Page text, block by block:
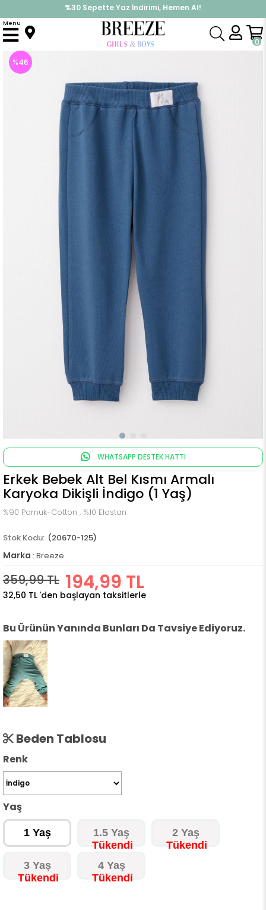
%30 Sepette Yaz İndirimi, Hemen Al!
İndirimlere ek %10 İndirimi Kap, Hemen Üye Ol!
0
Menu
Anasayfa Alt Giyim Eşofman Altı Erkek Bebek Alt Bel Kısmı Armalı Karyoka Dikişli İndigo (1 Yaş)
%46
WHATSAPP DESTEK HATTI
Erkek Bebek Alt Bel Kısmı Armalı
Karyoka Dikişli İndigo (1 Yaş)
%90 Pamuk-Cotton , %10 Elastan
(20670-125)
Marka : Breeze
359,99 TL 194,99 TL
32,50 TL 'den başlayan taksitlerle
Bu Ürünün Yanında Bunları Da Tavsiye Ediyoruz.
Beden Tablosu
Renk
Yaş
1 Yaş 1.5 Yaş 2 Yaş
3 Yaş 4 Yaş